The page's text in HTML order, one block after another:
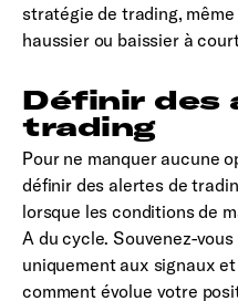
stratégie de trading,
haussier ou baissier à
Définir des
trading
Pour ne manquer aucune
définir des alertes de
lorsque les conditions de
A du cycle. Souvenez-
uniquement aux signaux
comment évolue votre